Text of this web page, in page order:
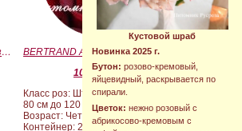
Кустовой шраб
Новинка 2025 г.
Бутон: розово-кремовый,
яйцевидный, раскрывается по
спирали.
Цветок: нежно розовый с
абрикосово-кремовым с
GESUALDO DA VENOSA (Джезуальдо Ди Веноза)
BERTRAND AMOUSSOU (Бертран Амуссу)
10 000 руб.
Класс роз: Штамбовые формы от
80 см до 120 см
Возраст: Четырех-пятилетние
Контейнер: 20 литров